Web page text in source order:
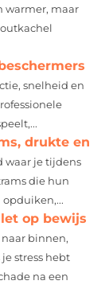
warmer, maar
snelheid en
drukte en
waar je tijdens
die hun
op bewijs
naar binnen,
stress hebt
na een